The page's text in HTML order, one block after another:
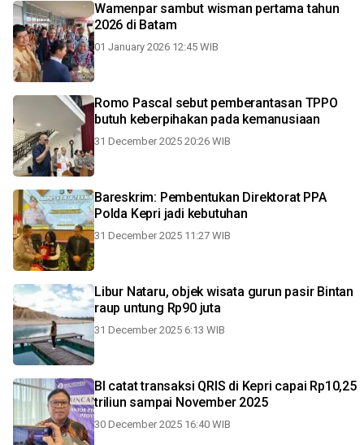
Wamenpar sambut wisman pertama tahun
2026 di Batam
01 January 2026 12:45 WIB
Romo Pascal sebut pemberantasan TPPO
butuh keberpihakan pada kemanusiaan
31 December 2025 20:26 WIB
Bareskrim: Pembentukan Direktorat PPA
Polda Kepri jadi kebutuhan
31 December 2025 11:27 WIB
Libur Nataru, objek wisata gurun pasir Bintan
raup untung Rp90 juta
31 December 2025 6:13 WIB
BI catat transaksi QRIS di Kepri capai Rp10,25
triliun sampai November 2025
30 December 2025 16:40 WIB